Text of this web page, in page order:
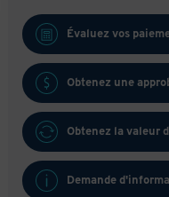
Évaluez vos
Obtenez une
Obtenez la valeur
Demande